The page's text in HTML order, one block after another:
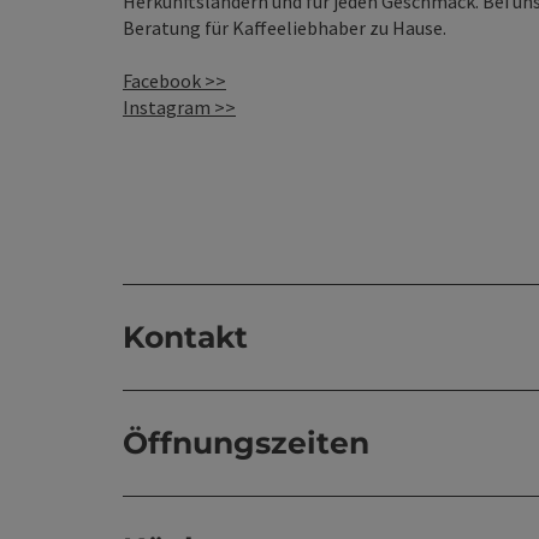
Beratung für Kaffeeliebhaber zu Hause.
Facebook >>
Instagram >>
Kontakt
Öffnungszeiten